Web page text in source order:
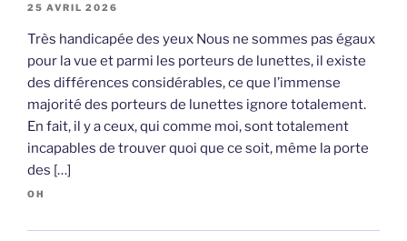
25 AVRIL 2026
Très handicapée des yeux Nous ne sommes pas égaux
pour la vue et parmi les porteurs de lunettes, il existe
des différences considérables, ce que l’immense
majorité des porteurs de lunettes ignore totalement.
En fait, il y a ceux, qui comme moi, sont totalement
incapables de trouver quoi que ce soit, même la porte
des […]
OH